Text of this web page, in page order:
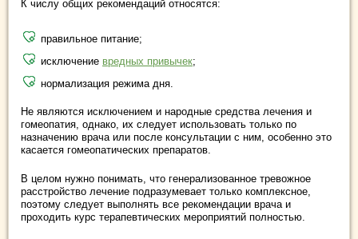
К числу общих рекомендаций относятся:
правильное питание;
исключение вредных привычек;
нормализация режима дня.
Не являются исключением и народные средства лечения и
гомеопатия, однако, их следует использовать только по
назначению врача или после консультации с ним, особенно это
касается гомеопатических препаратов.
В целом нужно понимать, что генерализованное тревожное
расстройство лечение подразумевает только комплексное,
поэтому следует выполнять все рекомендации врача и
проходить курс терапевтических мероприятий полностью.